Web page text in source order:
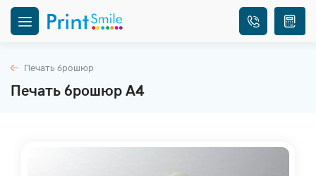
Печать брошюр
Печать брошюр А4